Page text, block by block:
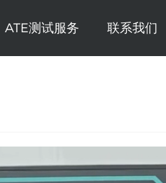
ATE测试服务 联系我们